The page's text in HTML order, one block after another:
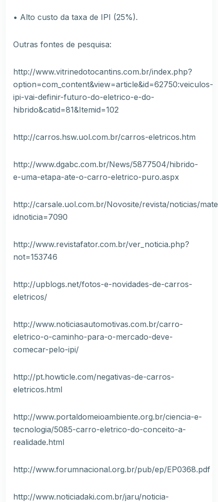
• Alto custo da taxa de IPI (25%).
Outras fontes de pesquisa:
http://www.vitrinedotocantins.com.br/index.php?
option=com_content&view=article&id=62750:veiculos-
ipi-vai-definir-futuro-do-eletrico-e-do-
hibrido&catid=81&Itemid=102
http://carros.hsw.uol.com.br/carros-eletricos.htm
http://www.dgabc.com.br/News/5877504/hibrido-
e-uma-etapa-ate-o-carro-eletrico-puro.aspx
http://carsale.uol.com.br/Novosite/revista/noticias/
idnoticia=7090
http://www.revistafator.com.br/ver_noticia.php?
not=153746
http://upblogs.net/fotos-e-novidades-de-carros-
eletricos/
http://www.noticiasautomotivas.com.br/carro-
eletrico-o-caminho-para-o-mercado-deve-
comecar-pelo-ipi/
http://pt.howticle.com/negativas-de-carros-
eletricos.html
http://www.portaldomeioambiente.org.br/ciencia-e-
tecnologia/5085-carro-eletrico-do-conceito-a-
realidade.html
http://www.forumnacional.org.br/pub/ep/EP0368.pdf
http://www.noticiadaki.com.br/jaru/noticia-